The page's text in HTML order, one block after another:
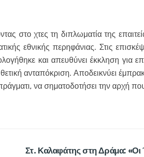
στο χτες τη διπλωματία της
εθνικής περηφάνιας. Στις
και απευθύνει έκκληση για
ανταπόκριση. Αποδεικνύει
να σηματοδοτήσει την αρχή
Στ. Καλαφάτης στη Δράμα: